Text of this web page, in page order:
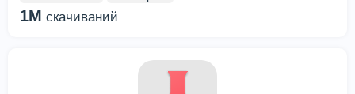
1M скачиваний